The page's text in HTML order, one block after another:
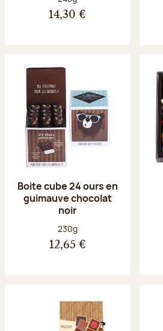
14,30 €
Boite cube 24 ours en
guimauve chocolat
noir
Poids net :
230g
12,65 €